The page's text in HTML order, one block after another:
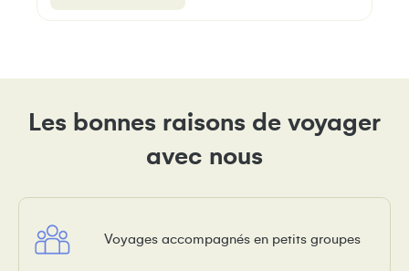
Les bonnes raisons de voyager
avec nous
Voyages accompagnés en petits groupes